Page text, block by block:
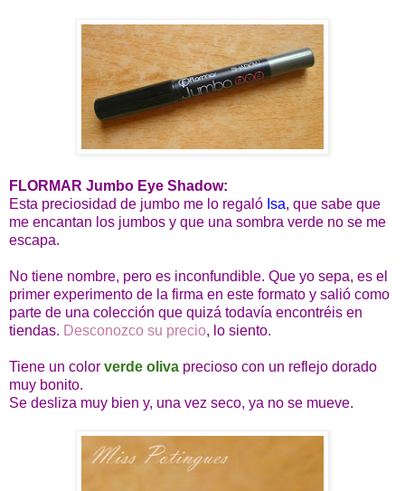
FLORMAR Jumbo Eye Shadow:
Esta preciosidad de jumbo me lo regaló Isa, que sabe que
me encantan los jumbos y que una sombra verde no se me
escapa.
No tiene nombre, pero es inconfundible. Que yo sepa, es el
primer experimento de la firma en este formato y salió como
parte de una colección que quizá todavía encontréis en
tiendas. Desconozco su precio, lo siento.
Tiene un color verde oliva precioso con un reflejo dorado
muy bonito.
Se desliza muy bien y, una vez seco, ya no se mueve.